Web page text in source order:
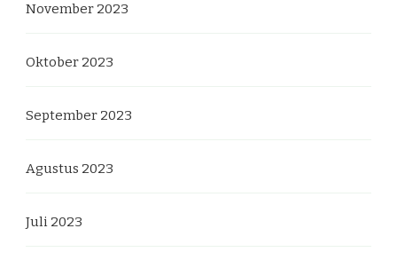
November 2023
Oktober 2023
September 2023
Agustus 2023
Juli 2023